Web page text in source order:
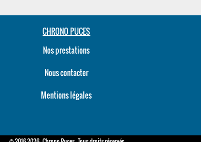
CHRONO PUCES
Nos prestations
Nous contacter
Mentions légales